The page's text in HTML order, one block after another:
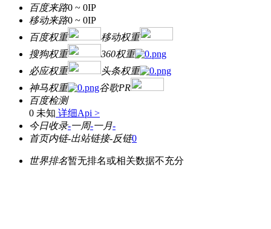
百度来路0 ~ 0IP
移动来路0 ~ 0IP
百度权重
移动权重
搜狗权重
360权重
必应权重
头条权重
神马权重
谷歌PR
百度检测
0 未知 详细Api >
今日收录-一周-一月-
首页内链-出站链接-反链0
世界排名暂无排名或相关数据不充分